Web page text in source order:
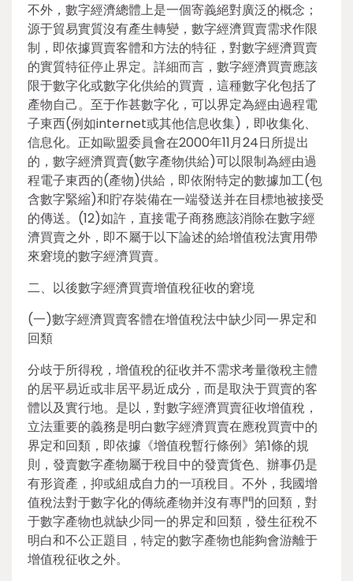
不外，數字經濟總體上是一個寄義絕對廣泛的概念；
源于貿易實質沒有產生轉變，數字經濟買賣需求作限
制，即依據買賣客體和方法的特征，對數字經濟買賣
的實質特征停止界定。詳細而言，數字經濟買賣應該
限于數字化或數字化供給的買賣，這種數字化包括了
產物自己。至于作甚數字化，可以界定為經由過程電
子東西(例如internet或其他信息收集)，即收集化、
信息化。正如歐盟委員會在2000年11月24日所提出
的，數字經濟買賣(數字產物供給)可以限制為經由過
程電子東西的(產物)供給，即依附特定的數據加工(包
含數字緊縮)和貯存裝備在一端發送并在目標地被接受
的傳送。(12)如許，直接電子商務應該消除在數字經
濟買賣之外，即不屬于以下論述的給增值稅法實用帶
來窘境的數字經濟買賣。
二、以後數字經濟買賣增值稅征收的窘境
(一)數字經濟買賣客體在增值稅法中缺少同一界定和
回類
分歧于所得稅，增值稅的征收并不需求考量徵稅主體
的居平易近或非居平易近成分，而是取決于買賣的客
體以及實行地。是以，對數字經濟買賣征收增值稅，
立法重要的義務是明白數字經濟買賣在應稅買賣中的
界定和回類，即依據《增值稅暫行條例》第1條的規
則，發賣數字產物屬于稅目中的發賣貨色、辦事仍是
有形資產，抑或組成自力的一項稅目。不外，我國增
值稅法對于數字化的傳統產物并沒有專門的回類，對
于數字產物也就缺少同一的界定和回類，發生征稅不
明白和不公正題目，特定的數字產物也能夠會游離于
增值稅征收之外。